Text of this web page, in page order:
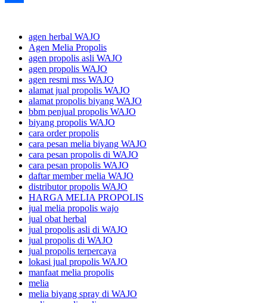
agen herbal WAJO
Agen Melia Propolis
agen propolis asli WAJO
agen propolis WAJO
agen resmi mss WAJO
alamat jual propolis WAJO
alamat propolis biyang WAJO
bbm penjual propolis WAJO
biyang propolis WAJO
cara order propolis
cara pesan melia biyang WAJO
cara pesan propolis di WAJO
cara pesan propolis WAJO
daftar member melia WAJO
distributor propolis WAJO
HARGA MELIA PROPOLIS
jual melia propolis wajo
jual obat herbal
jual propolis asli di WAJO
jual propolis di WAJO
jual propolis terpercaya
lokasi jual propolis WAJO
manfaat melia propolis
melia
melia biyang spray di WAJO